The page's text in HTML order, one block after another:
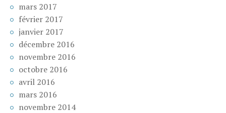
mars 2017
février 2017
janvier 2017
décembre 2016
novembre 2016
octobre 2016
avril 2016
mars 2016
novembre 2014